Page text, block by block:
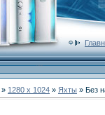
» 1280 x 1024 » Яхты » Без